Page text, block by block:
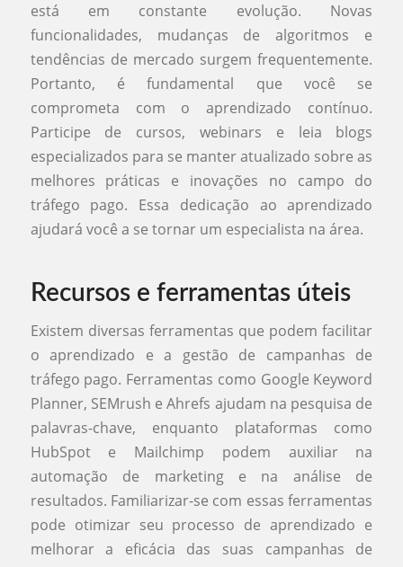
está em constante evolução. Novas
funcionalidades, mudanças de algoritmos e
tendências de mercado surgem frequentemente.
Portanto, é fundamental que você se
comprometa com o aprendizado contínuo.
Participe de cursos, webinars e leia blogs
especializados para se manter atualizado sobre as
melhores práticas e inovações no campo do
tráfego pago. Essa dedicação ao aprendizado
ajudará você a se tornar um especialista na área.
Recursos e ferramentas úteis
Existem diversas ferramentas que podem facilitar
o aprendizado e a gestão de campanhas de
tráfego pago. Ferramentas como Google Keyword
Planner, SEMrush e Ahrefs ajudam na pesquisa de
palavras-chave, enquanto plataformas como
HubSpot e Mailchimp podem auxiliar na
automação de marketing e na análise de
resultados. Familiarizar-se com essas ferramentas
pode otimizar seu processo de aprendizado e
melhorar a eficácia das suas campanhas de